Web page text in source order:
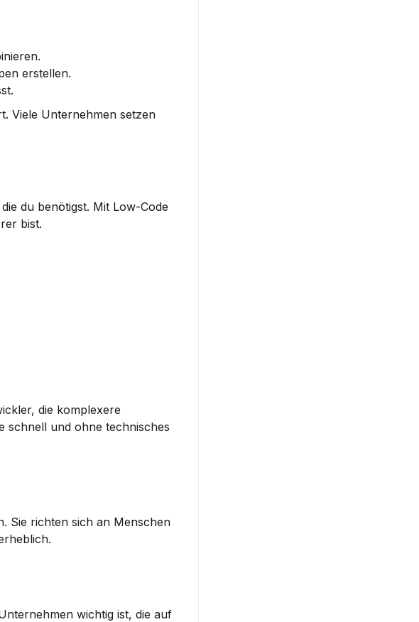
erstellen.
Viele Unternehmen setzen
du benötigst. Mit Low-Code
bist.
die komplexere
schnell und ohne technisches
Sie richten sich an Menschen
wichtig ist, die auf